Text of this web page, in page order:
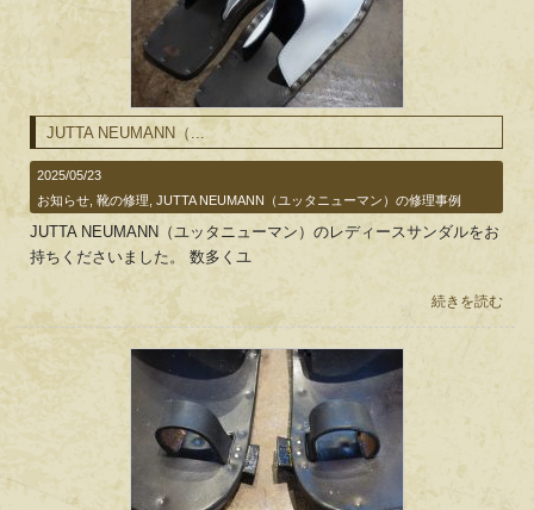
JUTTA NEUMANN（...
2025/05/23
お知らせ ,靴の修理 ,JUTTA NEUMANN（ユッタニューマン）の修理事例
JUTTA NEUMANN（ユッタニューマン）のレディースサンダルをお
持ちくださいました。 数多くユ
続きを読む